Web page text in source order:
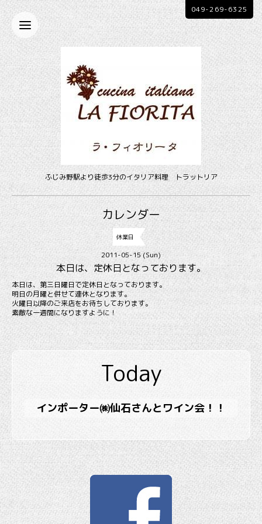
ふじみ野駅より徒歩3分のイタリア料理 トラットリア
049-269-6325
カレンダー
休業日
2011-05-15 (Sun)
本日は、定休日となっております。
本日は、第三日曜日で定休日となっております。
明日の月曜と併せて連休となります。
火曜日以降のご来店をお待ちしております。
素敵な一週間になりますように！
Today
インポーター㈱仙石さんとワイン会！！